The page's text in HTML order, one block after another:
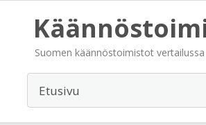
Suomen käännöstoimistot vertailussa